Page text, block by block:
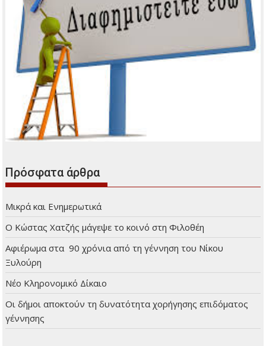
Πρόσφατα άρθρα
Μικρά και Ενημερωτικά
Ο Κώστας Χατζής μάγεψε το κοινό στη Φιλοθέη
Αφιέρωμα στα 90 χρόνια από τη γέννηση του Νίκου
Ξυλούρη
Νέο Κληρονομικό Δίκαιο
Οι δήμοι αποκτούν τη δυνατότητα χορήγησης επιδόματος
γέννησης